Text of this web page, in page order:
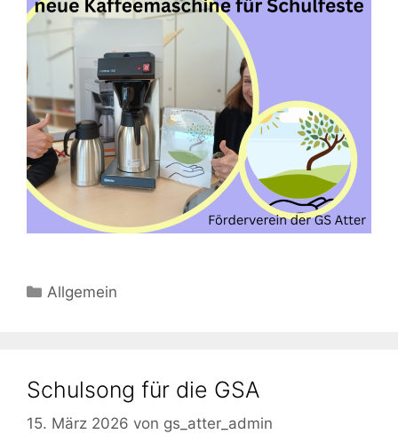
Kategorien
Allgemein
Schulsong für die GSA
15. März 2026 von gs_atter_admin